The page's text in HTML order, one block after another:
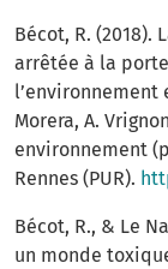
Bécot, R. (2018).
arrêtée à la
l’environnement
Morera, A.
environnement
Rennes (PUR).
Bécot, R., & Le
un monde